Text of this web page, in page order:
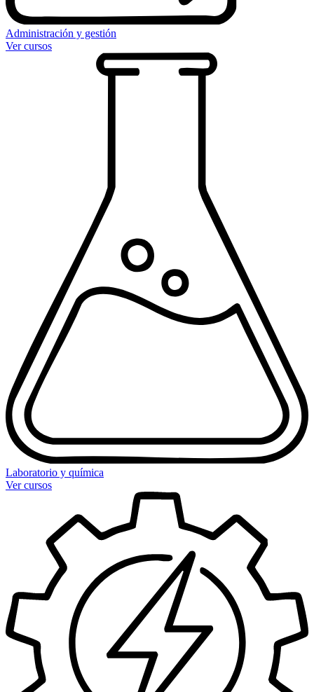
Administración y gestión
Ver cursos
Laboratorio y química
Ver cursos